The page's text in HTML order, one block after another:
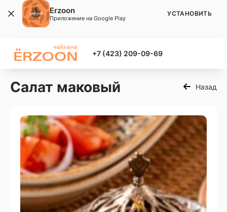
+7 (423) 209-09-69
Салат маковый Назад
Erzoon
Приложение на Google Play
УСТАНОВИТЬ